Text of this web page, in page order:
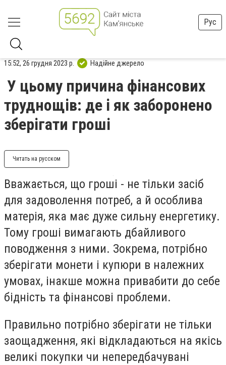
Рус
15:52, 26 грудня 2023 р. Надійне джерело
У цьому причина фінансових
труднощів: де і як заборонено
зберігати гроші
Читать на русском
Вважається, що гроші - не тільки засіб
для задоволення потреб, а й особлива
матерія, яка має дуже сильну енергетику.
Тому гроші вимагають дбайливого
поводження з ними. Зокрема, потрібно
зберігати монети і купюри в належних
умовах, інакше можна привабити до себе
бідність та фінансові проблеми.
Правильно потрібно зберігати не тільки
заощадження, які відкладаються на якісь
великі покупки чи непередбачувані